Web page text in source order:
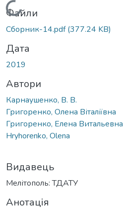
Вантажиться...
Файли
Сборник-14.pdf(377.24 KB)
Дата
2019
Автори
Карнаушенко, В. В.
Григоренко, Олена Віталіївна
Григоренко, Елена Витальевна
Нryhorenko, Olena
Видавець
Мелітополь: ТДАТУ
Анотація